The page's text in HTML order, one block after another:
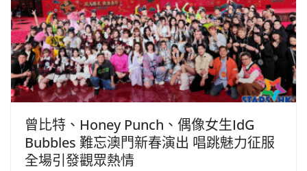
曾比特、Honey Punch、偶像女生IdG
Bubbles 難忘澳門新春演出 唱跳魅力征服
全場引發觀眾熱情